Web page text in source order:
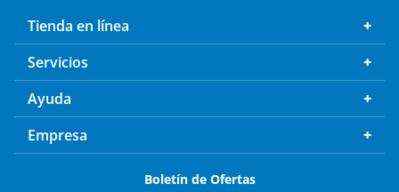
Tienda en línea
Servicios
Ayuda
Empresa
Boletín de Ofertas